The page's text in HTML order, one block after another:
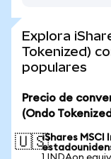
Explora
Tokenized)
populares
Precio de
(Ondo
🇺🇸iShares MSCI